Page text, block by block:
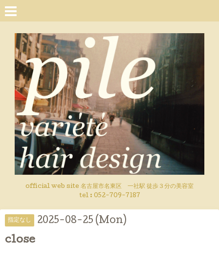
official web site 名古屋市名東区 一社駅 徒歩３分の美容室
tel : 052-709-7187
指定なし 2025-08-25 (Mon)
close